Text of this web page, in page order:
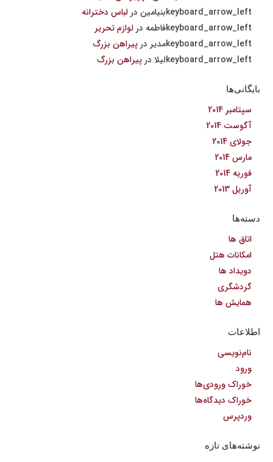
بنیامین در لباس دخترانه
فاطمه در لوازم تحریر
مدیر در پیراهن بزرگ
لیلا در پیراهن بزرگ
بایگانی‌ها
سپتامبر 2014
آگوست 2014
جولای 2014
مارس 2014
فوریه 2014
آوریل 2013
دسته‌ها
اتاق ها
امکانات هتل
دویداد ها
گردشگری
همایش ها
اطلاعات
نام‌نویسی
ورود
خوراک ورودی‌ها
خوراک دیدگاه‌ها
وردپرس
نوشته‌های تازه